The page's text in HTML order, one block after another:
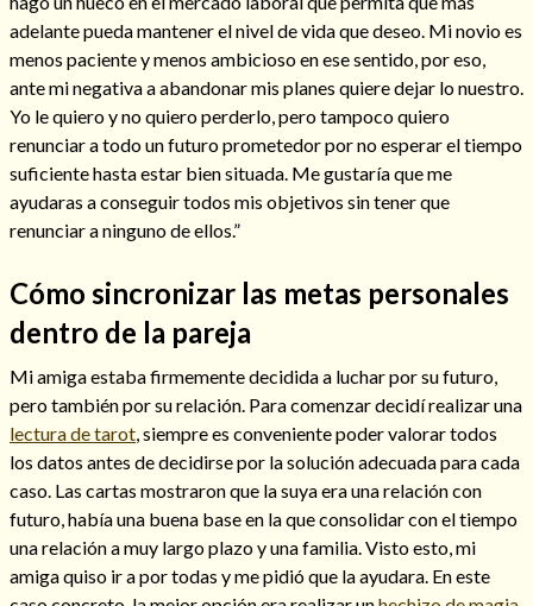
Hechizos de amor
Amarre para recuperar a mi pareja
adelante pueda mantener el nivel de vida que deseo. Mi novio es
menos paciente y menos ambicioso en ese sentido, por eso,
ante mi negativa a abandonar mis planes quiere dejar lo nuestro.
Yo le quiero y no quiero perderlo, pero tampoco quiero
renunciar a todo un futuro prometedor por no esperar el tiempo
suficiente hasta estar bien situada. Me gustaría que me
ayudaras a conseguir todos mis objetivos sin tener que
renunciar a ninguno de ellos.”
Cómo sincronizar las metas personales
dentro de la pareja
Mi amiga estaba firmemente decidida a luchar por su futuro,
pero también por su relación. Para comenzar decidí realizar una
lectura de tarot , siempre es conveniente poder valorar todos
los datos antes de decidirse por la solución adecuada para cada
caso. Las cartas mostraron que la suya era una relación con
futuro, había una buena base en la que consolidar con el tiempo
una relación a muy largo plazo y una familia. Visto esto, mi
amiga quiso ir a por todas y me pidió que la ayudara. En este